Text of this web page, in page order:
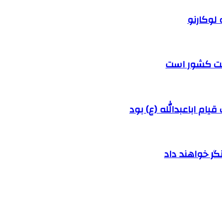
کشور است
اباعبدالله (ع) بود
خواهند داد